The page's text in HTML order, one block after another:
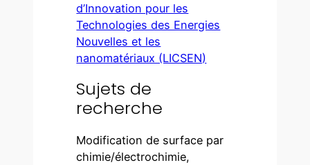
d’Innovation pour les
Technologies des Energies
Nouvelles et les
nanomatériaux (LICSEN)
Sujets de
recherche
Modification de surface par
chimie/électrochimie,